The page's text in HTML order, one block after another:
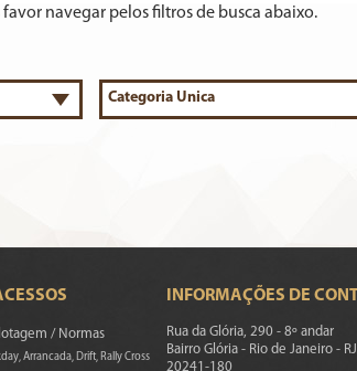
navegar pelos filtros de busca abaixo.
/ Normas
Arrancada, Drift, Rally Cross
INFORMAÇÕES DE
Rua da Glória, 290 - 8º andar
Bairro Glória - Rio de Janeiro - RJ
20241-180